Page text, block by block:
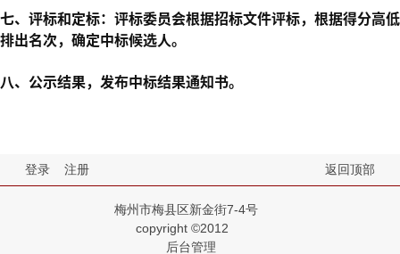
七、评标和定标：评标委员会根据招标文件评标，根据得分高低
排出名次，确定中标候选人。
八、公示结果，发布中标结果通知书。
登录 注册 返回顶部
梅州市梅县区新金街7-4号
copyright ©2012
后台管理